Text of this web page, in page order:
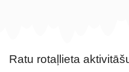
Ratu rotaļlieta